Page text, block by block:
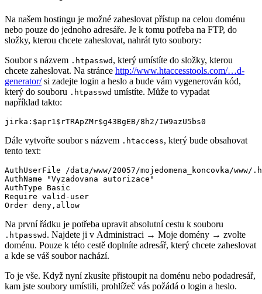
Na našem hostingu je možné zaheslovat přístup na celou doménu
nebo pouze do jednoho adresáře. Je k tomu potřeba na FTP, do
složky, kterou chcete zaheslovat, nahrát tyto soubory:
Soubor s názvem .htpasswd , který umístíte do složky, kterou
chcete zaheslovat. Na stránce http://www.htaccesstools.com/…d-
generator/si zadejte login a heslo a bude vám vygenerován kód,
který do souboru .htpasswd umístíte. Může to vypadat
například takto:
jirka:$apr1$rTRApZMr$g43BgEB/8h2/IW9azU5bs0
Dále vytvořte soubor s názvem .htaccess, který bude obsahovat
tento text:
AuthUserFile /data/www/20057/mojedomena_koncovka/www/
AuthName "Vyzadovana autorizace"
AuthType Basic
Require valid-user
Order deny,allow
Na první řádku je potřeba upravit absolutní cestu k souboru
.htpasswd . Najdete ji v Administraci → Moje domény → zvolte
doménu. Pouze k této cestě doplníte adresář, který chcete zaheslovat
a kde se váš soubor nachází.
To je vše. Když nyní zkusíte přistoupit na doménu nebo podadresář,
kam jste soubory umístili, prohlížeč vás požádá o login a heslo.